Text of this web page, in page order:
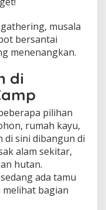
musala
bersantai
menenangkan.
di
pilihan
rumah kayu,
di sini dibangun di
alam sekitar,
hutan.
ada tamu
bagian